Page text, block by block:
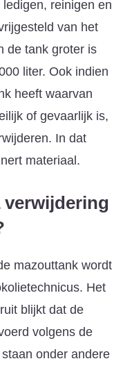
reinigen en
van het
de tank groter is
liter. Ook indien
heeft waarvan
of gevaarlijk is,
In dat
materiaal.
verwijdering
mazouttank wordt
Het
blijkt dat de
volgens de
onder andere